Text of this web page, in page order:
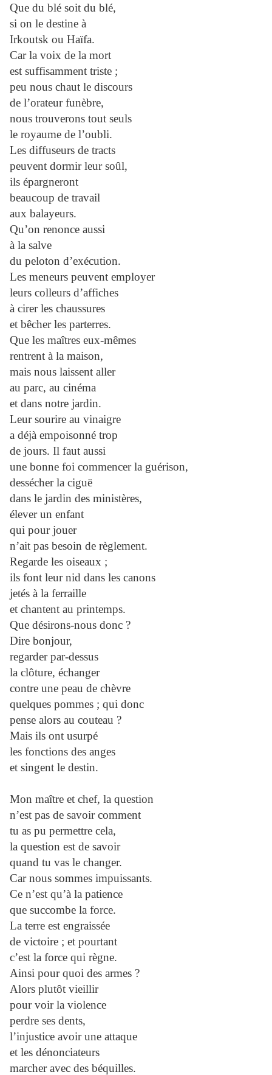
Que du blé soit du blé,
si on le destine à
Irkoutsk ou Haïfa.
Car la voix de la mort
est suffisamment triste ;
peu nous chaut le discours
de l’orateur funèbre,
nous trouverons tout seuls
le royaume de l’oubli.
Les diffuseurs de tracts
peuvent dormir leur soûl,
ils épargneront
beaucoup de travail
aux balayeurs.
Qu’on renonce aussi
à la salve
du peloton d’exécution.
Les meneurs peuvent employer
leurs colleurs d’affiches
à cirer les chaussures
et bêcher les parterres.
Que les maîtres eux-mêmes
rentrent à la maison,
mais nous laissent aller
au parc, au cinéma
et dans notre jardin.
Leur sourire au vinaigre
a déjà empoisonné trop
de jours. Il faut aussi
une bonne foi commencer la guérison,
dessécher la ciguë
dans le jardin des ministères,
élever un enfant
qui pour jouer
n’ait pas besoin de règlement.
Regarde les oiseaux ;
ils font leur nid dans les canons
jetés à la ferraille
et chantent au printemps.
Que désirons-nous donc ?
Dire bonjour,
regarder par-dessus
la clôture, échanger
contre une peau de chèvre
quelques pommes ; qui donc
pense alors au couteau ?
Mais ils ont usurpé
les fonctions des anges
et singent le destin.
Mon maître et chef, la question
n’est pas de savoir comment
tu as pu permettre cela,
la question est de savoir
quand tu vas le changer.
Car nous sommes impuissants.
Ce n’est qu’à la patience
que succombe la force.
La terre est engraissée
de victoire ; et pourtant
c’est la force qui règne.
Ainsi pour quoi des armes ?
Alors plutôt vieillir
pour voir la violence
perdre ses dents,
l’injustice avoir une attaque
et les dénonciateurs
marcher avec des béquilles.